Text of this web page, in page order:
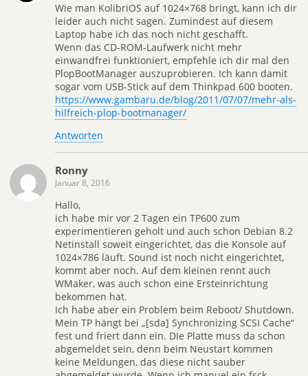
Wie man KolibriOS auf 1024×768 bringt, kann ich dir
leider auch nicht sagen. Zumindest auf diesem
Laptop habe ich das noch nicht geschafft.
Wenn das CD-ROM-Laufwerk nicht mehr
einwandfrei funktioniert, empfehle ich dir mal den
PlopBootManager auszuprobieren. Ich kann damit
sogar vom USB-Stick auf dem Thinkpad 600 booten.
https://www.gambaru.de/blog/2011/07/07/mehr-als-
hilfreich-plop-bootmanager/
Antworten
Ronny
Januar 8, 2016
Hallo,
ich habe mir vor 2 Tagen ein TP600 zum
experimentieren geholt und auch schon Debian 8.2
Netinstall soweit eingerichtet, das die Konsole auf
1024×786 läuft. Sound ist noch nicht eingerichtet,
kommt aber noch. Auf dem kleinen rennt auch
WMaker, was auch schon eine Ersteinrichtung
bekommen hat.
Ich habe aber ein Problem beim Reboot/ Shutdown.
Mein TP hängt bei „[sda] Synchronizing SCSI Cache“
fest und friert dann ein. DIe Platte muss da schon
abgemeldet sein, denn beim Neustart kommen
keine Meldungen, das diese nicht sauber